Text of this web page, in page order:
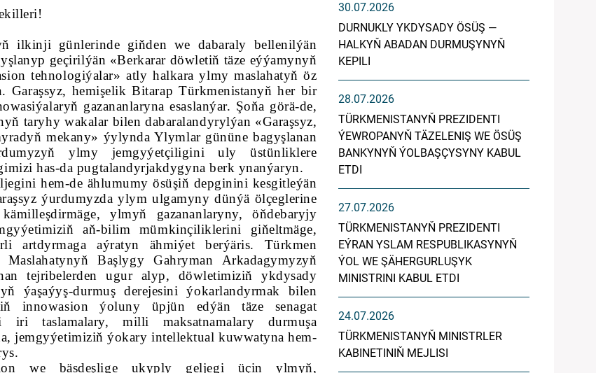
ilkinji günlerinde giňden we dabaraly bellenilýän
geçirilýän «Berkarar döwletiň täze eýýamynyň
tehnologiýalar» atly halkara ylmy maslahatyň öz
Garaşsyz, hemişelik Bitarap Türkmenistanyň her bir
gazananlaryna esaslanýar. Şoňa görä-de,
taryhy wakalar bilen dabaralandyrylýan «Garaşsyz,
mekany» ýylynda Ylymlar gününe bagyşlanan
ylmy jemgyýetçiligini uly üstünliklere
has-da pugtalandyrjakdygyna berk ynanýaryn.
hem-de ählumumy ösüşiň depginini kesgitleýän
ýurdumyzda ylym ulgamyny dünýä ölçeglerine
ylmyň gazananlaryny, öňdebaryjy
aň-bilim mümkinçiliklerini giňeltmäge,
artdyrmaga aýratyn ähmiýet berýäris. Türkmen
Başlygy Gahryman Arkadagymyzyň
tejribelerden ugur alyp, döwletimiziň ykdysady
ýaşaýyş-durmuş derejesini ýokarlandyrmak bilen
innowasion ýoluny üpjün edýän täze senagat
iri taslamalary, milli maksatnamalary durmuşa
jemgyýetimiziň ýokary intellektual kuwwatyna hem-
we bäsdeşlige ukyply geljegi üçin ylmyň,
30.07.2026
DURNUKLY YKDYSADY ÖSÜŞ —
HALKYŇ ABADAN DURMUŞYNYŇ
KEPILI
28.07.2026
TÜRKMENISTANYŇ PREZIDENTI
ÝEWROPANYŇ TÄZELENIŞ WE ÖSÜŞ
BANKYNYŇ ÝOLBAŞÇYSYNY KABUL
ETDI
27.07.2026
TÜRKMENISTANYŇ PREZIDENTI
EÝRAN YSLAM RESPUBLIKASYNYŇ
ÝOL WE ŞÄHERGURLUŞYK
MINISTRINI KABUL ETDI
24.07.2026
TÜRKMENISTANYŇ MINISTRLER
KABINETINIŇ MEJLISI